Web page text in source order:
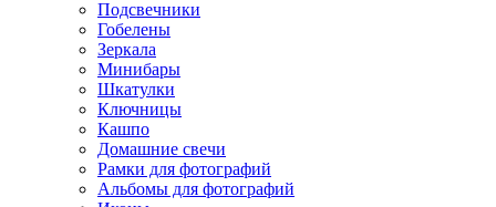
Подсвечники
Гобелены
Зеркала
Минибары
Шкатулки
Ключницы
Кашпо
Домашние свечи
Рамки для фотографий
Альбомы для фотографий